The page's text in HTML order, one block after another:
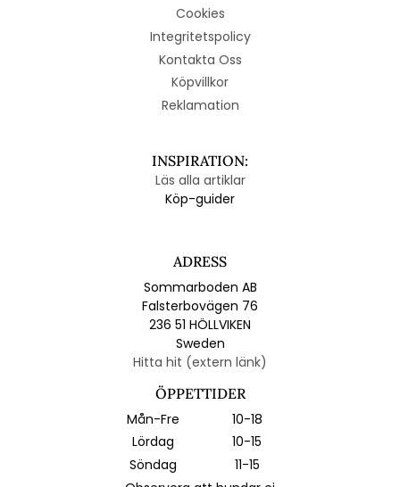
Cookies
Integritetspolicy
Kontakta Oss
Köpvillkor
Reklamation
INSPIRATION:
Läs alla artiklar
Köp-guider
ADRESS
Sommarboden AB
Falsterbovägen 76
236 51 HÖLLVIKEN
Sweden
Hitta hit (extern länk)
ÖPPETTIDER
Mån-Fre
10-18
Lördag
10-15
Söndag
11-15